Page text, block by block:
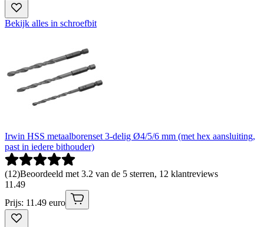
Bekijk alles in schroefbit
Irwin HSS metaalborenset 3-delig Ø4/5/6 mm (met hex aansluiting,
past in iedere bithouder)
(12)Beoordeeld met 3.2 van de 5 sterren, 12 klantreviews
11 .49
Prijs: 11.49 euro